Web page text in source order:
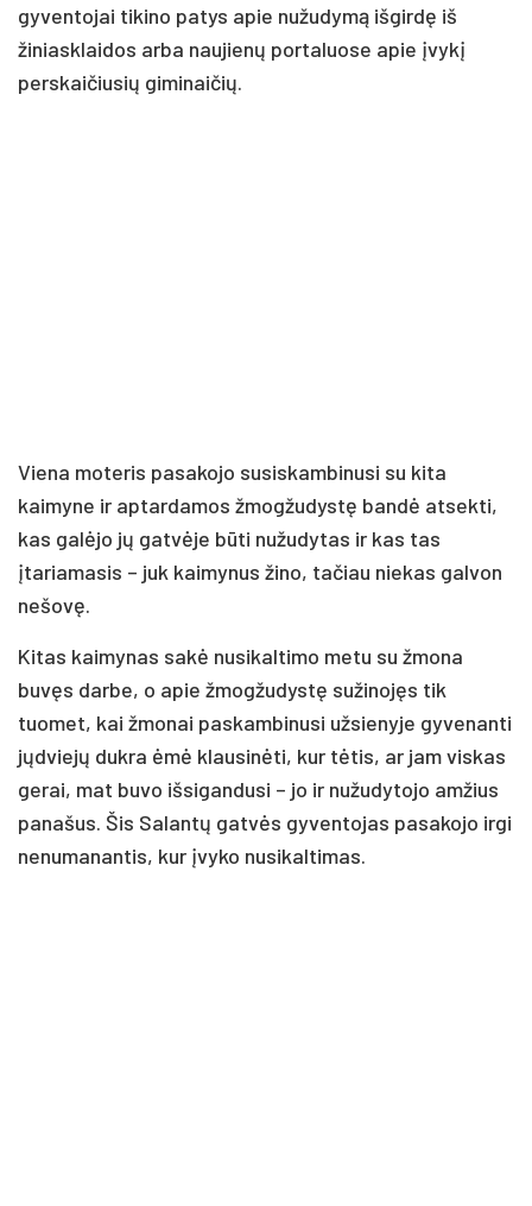
gyventojai tikino patys apie nužudymą išgirdę iš
žiniasklaidos arba naujienų portaluose apie įvykį
perskaičiusių giminaičių.
Viena moteris pasakojo susiskambinusi su kita
kaimyne ir aptardamos žmogžudystę bandė atsekti,
kas galėjo jų gatvėje būti nužudytas ir kas tas
įtariamasis – juk kaimynus žino, tačiau niekas galvon
nešovę.
Kitas kaimynas sakė nusikaltimo metu su žmona
buvęs darbe, o apie žmogžudystę sužinojęs tik
tuomet, kai žmonai paskambinusi užsienyje gyvenanti
jųdviejų dukra ėmė klausinėti, kur tėtis, ar jam viskas
gerai, mat buvo išsigandusi – jo ir nužudytojo amžius
panašus. Šis Salantų gatvės gyventojas pasakojo irgi
nenumanantis, kur įvyko nusikaltimas.